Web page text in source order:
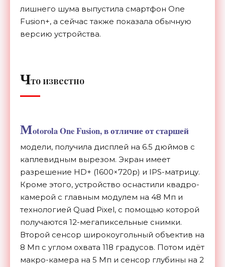
лишнего шума выпустила смартфон One
Fusion+, а сейчас также показала обычную
версию устройства.
Что известно
Motorola One Fusion, в отличие от старшей
модели, получила дисплей на 6.5 дюймов с
каплевидным вырезом. Экран имеет
разрешение HD+ (1600×720p) и IPS-матрицу.
Кроме этого, устройство оснастили квадро-
камерой с главным модулем на 48 Мп и
технологией Quad Pixel, c помощью которой
получаются 12-мегапиксельные снимки.
Второй сенсор широкоугольный объектив на
8 Мп с углом охвата 118 градусов. Потом идёт
макро-камера на 5 Мп и сенсор глубины на 2